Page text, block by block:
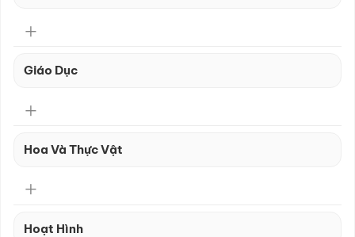
Giáo Dục
Hoa Và Thực Vật
Hoạt Hình